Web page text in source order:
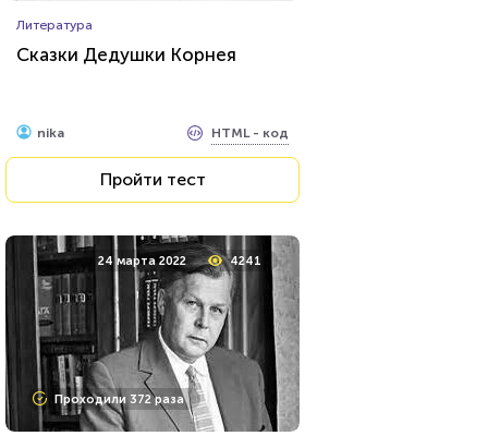
Литература
Сказки Дедушки Корнея
nika HTML - код
Пройти тест
24 марта 2022 4241
Проходили 372 раза